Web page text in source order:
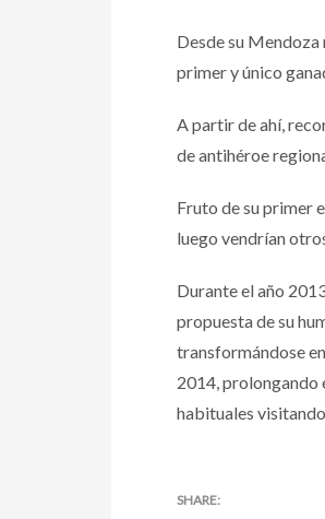
Desde su Mendoza
primer y único
A partir de ahí,
de antihéroe
Fruto de su primer
luego vendrían
Durante el año
propuesta de su
transformándose
2014, prolongando
habituales